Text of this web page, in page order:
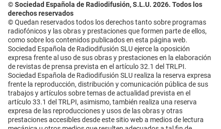
© Sociedad Española de Radiodifusión, S.L.U. 2026. Todos los
derechos reservados
© Quedan reservados todos los derechos tanto sobre programas
radiofónicos y las obras y prestaciones que formen parte de ellos,
como sobre los contenidos publicados en esta página web.
Sociedad Española de Radiodifusión SLU ejerce la oposición
expresa frente al uso de sus obras y prestaciones en la elaboración
de revistas de prensa prevista en el artículo 32.1 del TRLPI.
Sociedad Española de Radiodifusión SLU realiza la reserva expresa
frente la reproducción, distribución y comunicación pública de sus
trabajos y artículos sobre temas de actualidad prevista en el
artículo 33.1 del TRLPI, asimismo, también realiza una reserva
expresa de las reproducciones y usos de las obras y otras
prestaciones accesibles desde este sitio web a medios de lectura